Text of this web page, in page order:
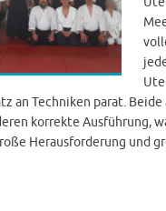
an Techniken parat.
korrekte Ausführung,
Herausforderung und